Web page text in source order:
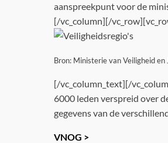
aanspreekpunt voor de
[/vc_column][/
Bron: Ministerie van Veiligheid en
[/vc_column_text][/
6000 leden verspreid over
gegevens van de
VNOG >